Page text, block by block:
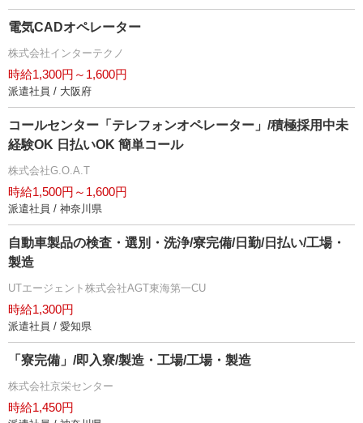
電気CADオペレーター
株式会社インターテクノ
時給1,300円～1,600円
派遣社員 / 大阪府
コールセンター「テレフォンオペレーター」/積極採用中未
経験OK 日払いOK 簡単コール
株式会社G.O.A.T
時給1,500円～1,600円
派遣社員 / 神奈川県
自動車製品の検査・選別・洗浄/寮完備/日勤/日払い/工場・
製造
UTエージェント株式会社AGT東海第一CU
時給1,300円
派遣社員 / 愛知県
「寮完備」/即入寮/製造・工場/工場・製造
株式会社京栄センター
時給1,450円